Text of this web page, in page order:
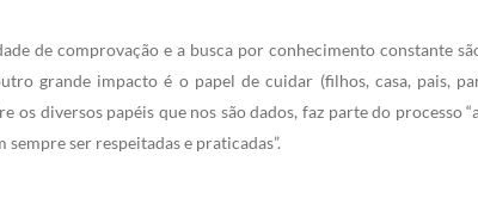
de comprovação e a busca por conhecimento constante
grande impacto é o papel de cuidar (filhos, casa, pais,
diversos papéis que nos são dados, faz parte do processo
ser respeitadas e praticadas”.